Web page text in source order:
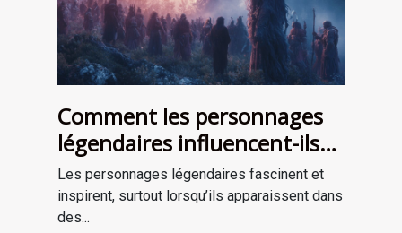
Comment les personnages
légendaires influencent-ils
les récits de survie ?
Les personnages légendaires fascinent et
inspirent, surtout lorsqu’ils apparaissent dans
des...